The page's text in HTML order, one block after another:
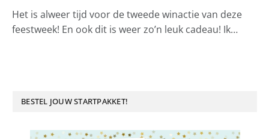
Het is alweer tijd voor de tweede winactie van deze
feestweek! En ook dit is weer zo’n leuk cadeau! Ik…
BESTEL JOUW STARTPAKKET!